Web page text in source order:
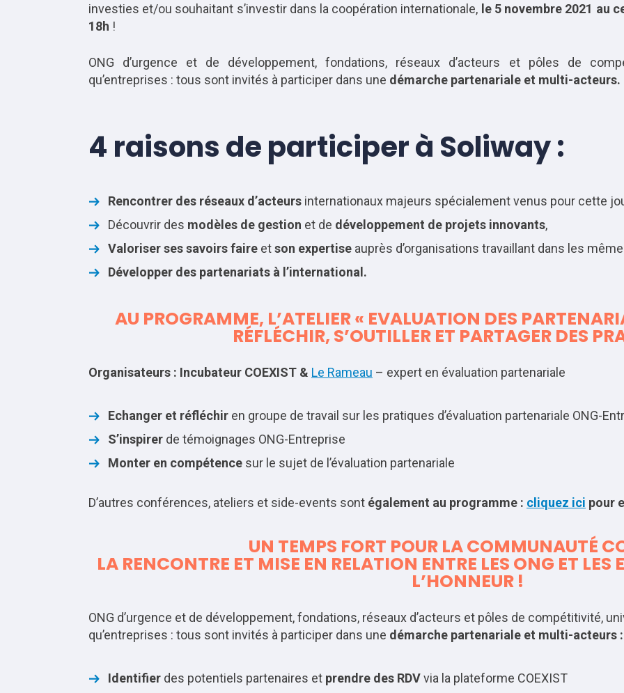
investies et/ou souhaitant s’investir dans la coopération internationale, le 5 novembre 2021 au
18h !
ONG d’urgence et de développement, fondations, réseaux d’acteurs et pôles de
qu’entreprises : tous sont invités à participer dans une démarche partenariale et multi-acteurs.
4 raisons de participer à Soliway :
Rencontrer des réseaux d’acteurs internationaux majeurs spécialement venus pour cette
Découvrir des modèles de gestion et de développement de projets innovants,
Valoriser ses savoirs faire etson expertise auprès d’organisations travaillant dans les
Développer des partenariats à l’international.
AU PROGRAMME, L’ATELIER « EVALUATION DES
RÉFLÉCHIR, S’OUTILLER ET PARTAGER DES
Organisateurs : Incubateur COEXIST & Le Rameau – expert en évaluation partenariale
Echanger et réfléchir en groupe de travail sur les pratiques d’évaluation partenariale ONG-
S’inspirer de témoignages ONG-Entreprise
Monter en compétence sur le sujet de l’évaluation partenariale
D’autres conférences, ateliers et side-events sont également au programme : cliquez ici pour
UN TEMPS FORT POUR LA COMMUNAUTÉ
LA RENCONTRE ET MISE EN RELATION ENTRE LES ONG ET LES
L’HONNEUR !
ONG d’urgence et de développement, fondations, réseaux d’acteurs et pôles de compétitivité,
qu’entreprises : tous sont invités à participer dans une démarche partenariale et multi-acteurs :
Identifier des potentiels partenaires et prendre des RDVvia la plateforme COEXIST